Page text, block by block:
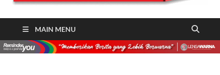
MAIN MENU